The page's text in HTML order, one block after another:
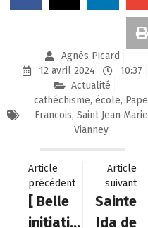
Agnès Picard
12 avril 2024
10:37
Actualité
cathéchisme, école, Pape
Francois, Saint Jean Marie
Vianney
Article
précédent
[ Belle
initiative
Article
suivant
Sainte
Ida de